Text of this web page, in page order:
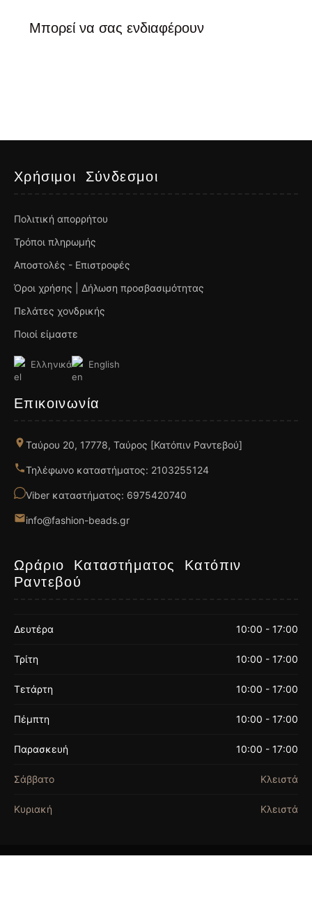
Μπορεί να σας ενδιαφέρουν
Χρήσιμοι Σύνδεσμοι
Πολιτική απορρήτου
Τρόποι πληρωμής
Αποστολές - Επιστροφές
Όροι χρήσης | Δήλωση προσβασιμότητας
Πελάτες χονδρικής
Ποιοί είμαστε
Ελληνικά English
Επικοινωνία
Ταύρου 20, 17778, Ταύρος [Κατόπιν Ραντεβού]
Τηλέφωνο καταστήματος: 2103255124
Viber καταστήματος: 6975420740
info@fashion-beads.gr
Ωράριο Καταστήματος Κατόπιν
Ραντεβού
Δευτέρα 10:00 - 17:00
Τρίτη 10:00 - 17:00
Τετάρτη 10:00 - 17:00
Πέμπτη 10:00 - 17:00
Παρασκευή 10:00 - 17:00
Σάββατο Κλειστά
Κυριακή Κλειστά